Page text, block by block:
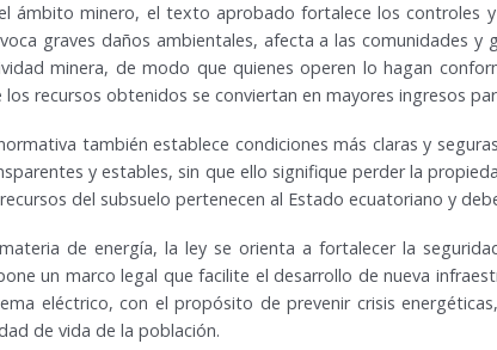
ámbito minero, el texto aprobado fortalece los controles
graves daños ambientales, afecta a las comunidades y
minera, de modo que quienes operen lo hagan
los recursos obtenidos se conviertan en mayores ingresos
también establece condiciones más claras y
y estables, sin que ello signifique perder la
del subsuelo pertenecen al Estado ecuatoriano y
de energía, la ley se orienta a fortalecer la
un marco legal que facilite el desarrollo de nueva
eléctrico, con el propósito de prevenir crisis
de vida de la población.